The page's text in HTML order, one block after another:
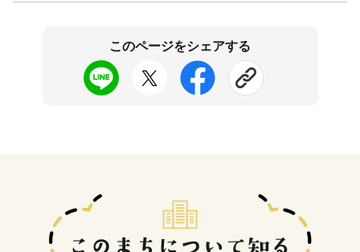
このページをシェアする